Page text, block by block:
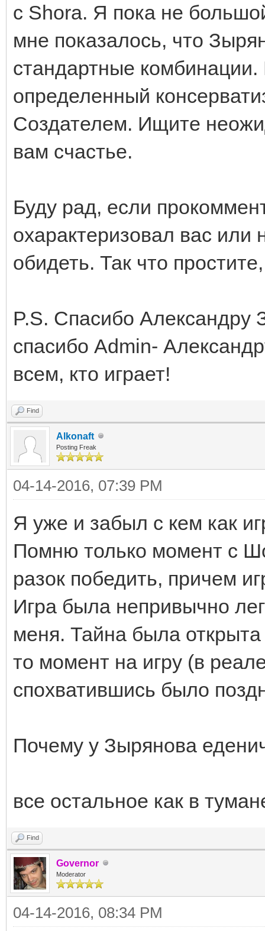
с Shora. Я пока не
мне показалось, что
стандартные комбинации.
определенный
Создателем. Ищите
вам счастье.
Буду рад, если
охарактеризовал вас или
обидеть. Так что
P.S. Спасибо Александру
спасибо Admin-
всем, кто играет!
Find
Alkonaft
Posting Freak
04-14-2016, 07:39 PM
Я уже и забыл с кем как
Помню только момент с
разок победить, причем
Игра была непривычно
меня. Тайна была
то момент на игру (в
спохватившись было
Почему у Зырянова
все остальное как в
Find
Governor
Moderator
04-14-2016, 08:34 PM